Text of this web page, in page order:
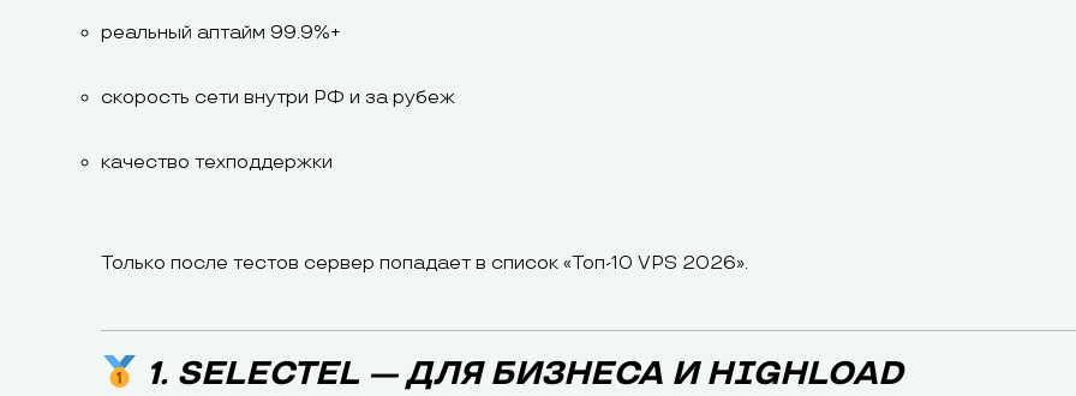
реальный аптайм 99.9%+
скорость сети внутри РФ и за рубеж
качество техподдержки
Только после тестов сервер попадает в список «Топ-10 VPS 2026».
1. SELECTEL — ДЛЯ БИЗНЕСА И HIGHLOAD